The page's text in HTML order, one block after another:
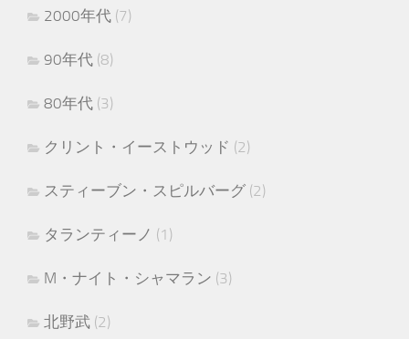
2000年代 (7)
90年代 (8)
80年代 (3)
クリント・イーストウッド (2)
スティーブン・スピルバーグ (2)
タランティーノ (1)
M・ナイト・シャマラン (3)
北野武 (2)